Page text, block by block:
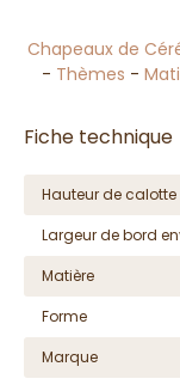
Chapeaux de
- Thèmes -
Fiche technique
Hauteur de calotte
Largeur de bord
Matière
Forme
Marque